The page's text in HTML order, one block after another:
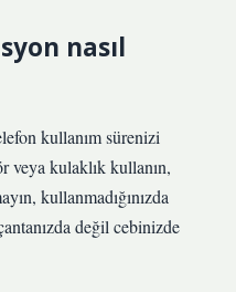
nasıl
kullanım sürenizi
veya kulaklık kullanın,
kullanmadığınızda
değil cebinizde